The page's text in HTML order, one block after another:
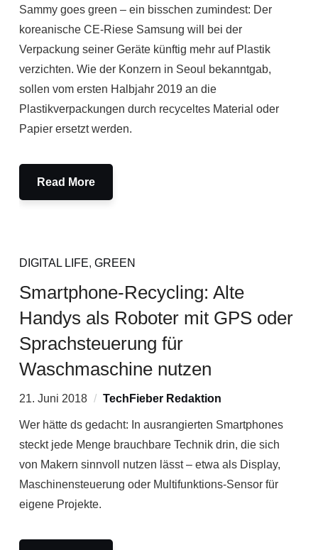
Sammy goes green – ein bisschen zumindest: Der
koreanische CE-Riese Samsung will bei der
Verpackung seiner Geräte künftig mehr auf Plastik
verzichten. Wie der Konzern in Seoul bekanntgab,
sollen vom ersten Halbjahr 2019 an die
Plastikverpackungen durch recyceltes Material oder
Papier ersetzt werden.
Read More
DIGITAL LIFE, GREEN
Smartphone-Recycling: Alte
Handys als Roboter mit GPS oder
Sprachsteuerung für
Waschmaschine nutzen
21. Juni 2018 TechFieber Redaktion
Wer hätte ds gedacht: In ausrangierten Smartphones
steckt jede Menge brauchbare Technik drin, die sich
von Makern sinnvoll nutzen lässt – etwa als Display,
Maschinensteuerung oder Multifunktions-Sensor für
eigene Projekte.